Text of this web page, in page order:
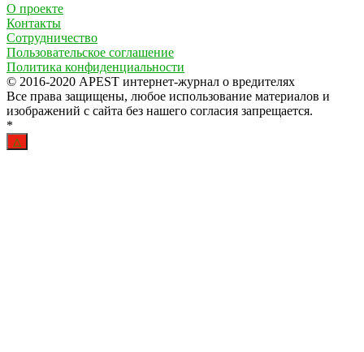
О проекте
Контакты
Сотрудничество
Пользовательское соглашение
Политика конфиденциальности
© 2016-2020 APEST интернет-журнал о вредителях
Все права защищены, любое использование материалов и
изображений с сайта без нашего согласия запрещается.
*